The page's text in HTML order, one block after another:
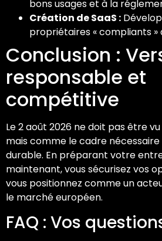
bons usages et à la
Création de SaaS :
propriétaires « compliants
Conclusion :
responsable et
compétitive
Le 2 août 2026 ne doit pas être
mais comme le cadre
durable. En préparant votre
maintenant, vous sécurisez vos
vous positionnez comme un
le marché européen.
FAQ : Vos